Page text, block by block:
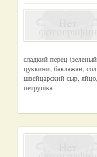
сладкий перец
цуккини, баклажан,
швейцарский сыр,
петрушка